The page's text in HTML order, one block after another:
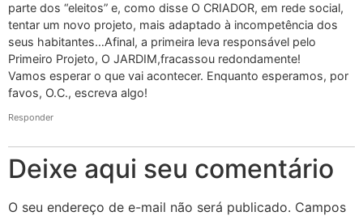
parte dos “eleitos” e, como disse O CRIADOR, em rede social,
tentar um novo projeto, mais adaptado à incompetência dos
seus habitantes…Afinal, a primeira leva responsável pelo
Primeiro Projeto, O JARDIM,fracassou redondamente!
Vamos esperar o que vai acontecer. Enquanto esperamos, por
favos, O.C., escreva algo!
Responder
Deixe aqui seu comentário
O seu endereço de e-mail não será publicado. Campos